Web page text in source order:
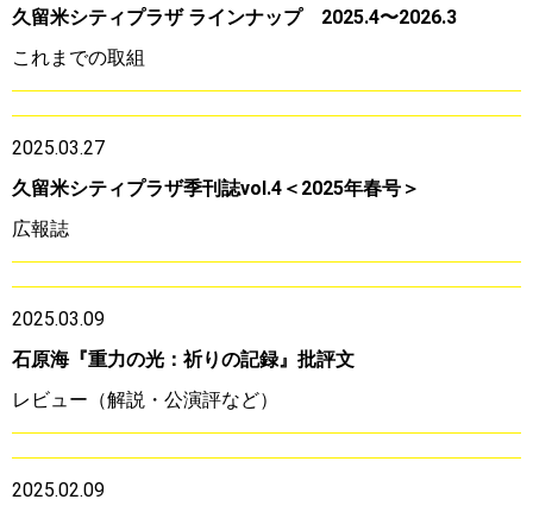
久留米シティプラザ ラインナップ 2025.4〜2026.3
これまでの取組
2025.03.27
久留米シティプラザ季刊誌vol.4＜2025年春号＞
広報誌
2025.03.09
石原海『重力の光：祈りの記録』批評文
レビュー（解説・公演評など）
2025.02.09